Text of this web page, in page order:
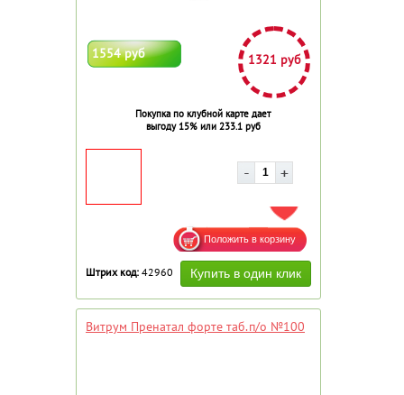
1554 руб 1321 руб
Покупка по клубной карте дает
выгоду 15% или 233.1 руб
ДОБАВИТЬ В ИЗБРАННОЕ
Штрих код: 42960
Витрум Пренатал форте таб.п/о №100